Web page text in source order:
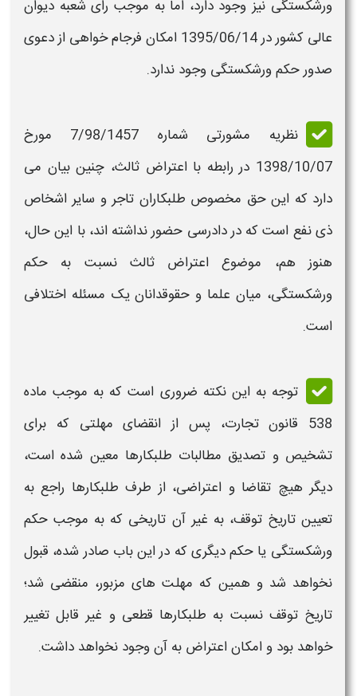
ورشکستگی نیز وجود دارد، اما به موجب رای شعبه دیوان
عالی کشور در 1395/06/14 امکان فرجام خواهی از دعوی
صدور حکم ورشکستگی وجود ندارد.
نظریه مشورتی شماره 7/98/1457 مورخ
1398/10/07 در رابطه با اعتراض ثالث، چنین بیان می
دارد که این حق مخصوص طلبکاران تاجر و سایر اشخاص
ذی نفع است که در دادرسی حضور نداشته اند، با این حال،
هنوز هم، موضوع اعتراض ثالث نسبت به حکم
ورشکستگی، میان علما و حقوقدانان یک مسئله اختلافی
است.
توجه به این نکته ضروری است که به موجب ماده
538 قانون تجارت، پس از انقضای مهلتی که برای
تشخیص و تصدیق مطالبات طلبکارها معین شده است،
دیگر هیچ تقاضا و اعتراضی، از طرف طلبکارها راجع ‌به
تعیین تاریخ توقف، به غیر آن تاریخی که به موجب حکم
ورشکستگی یا حکمدیگری که در این باب صادر شده، قبول
نخواهد شد و همین که مهلت های ‌مزبور، منقضی شد؛
تاریخ توقف نسبت به طلبکارها قطعی و غیر قابل تغییر
خواهد بود و امکاناعتراض به آن وجود نخواهد داشت.